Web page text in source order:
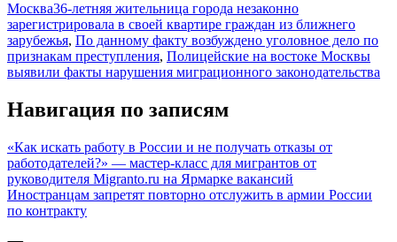
Москва36-летняя жительница города незаконно
зарегистрировала в своей квартире граждан из ближнего
зарубежья, По данному факту возбуждено уголовное дело по
признакам преступления, Полицейские на востоке Москвы
выявили факты нарушения миграционного законодательства
Навигация по записям
«Как искать работу в России и не получать отказы от
работодателей?» — мастер-класс для мигрантов от
руководителя Migranto.ru на Ярмарке вакансий
Иностранцам запретят повторно отслужить в армии России
по контракту